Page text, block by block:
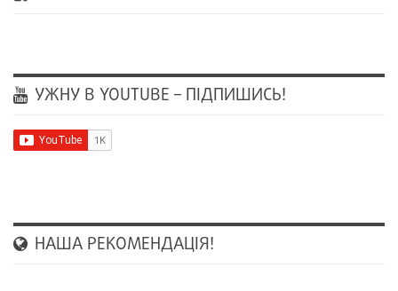
УЖНУ В YOUTUBE – ПІДПИШИСЬ!
НАША РЕКОМЕНДАЦІЯ!